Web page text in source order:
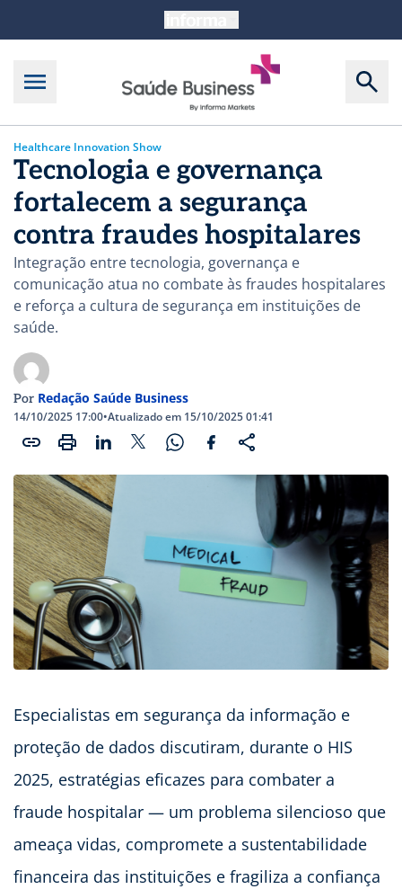
Healthcare Innovation Show
Tecnologia e governança
fortalecem a segurança
contra fraudes hospitalares
Integração entre tecnologia, governança e
comunicação atua no combate às fraudes hospitalares
e reforça a cultura de segurança em instituições de
saúde.
Por Redação Saúde Business
14/10/2025 17:00•Atualizado em 15/10/2025 01:41
Especialistas em segurança da informação e
proteção de dados discutiram, durante o HIS
2025, estratégias eficazes para combater a
fraude hospitalar — um problema silencioso que
ameaça vidas, compromete a sustentabilidade
financeira das instituições e fragiliza a confiança